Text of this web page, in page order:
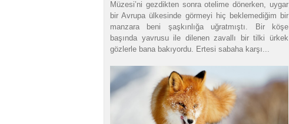
Müzesi’ni gezdikten sonra otelime dönerken, uygar
bir Avrupa ülkesinde görmeyi hiç beklemediğim bir
manzara beni şaşkınlığa uğratmıştı. Bir köşe
başında yavrusu ile dilenen zavallı bir tilki ürkek
gözlerle bana bakıyordu. Ertesi sabaha karşı...